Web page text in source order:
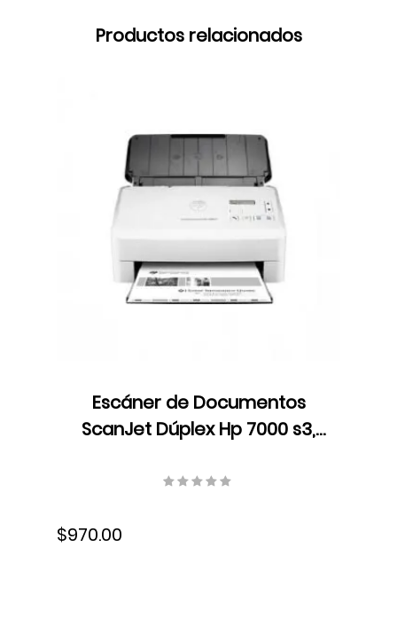
Productos relacionados
Escáner de Documentos
ScanJet Dúplex Hp 7000 s3,
ppm/150 ipm, Resolución 600
$970.00